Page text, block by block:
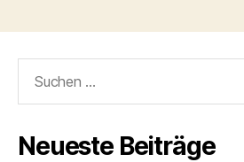
nach:
Neueste Beiträge